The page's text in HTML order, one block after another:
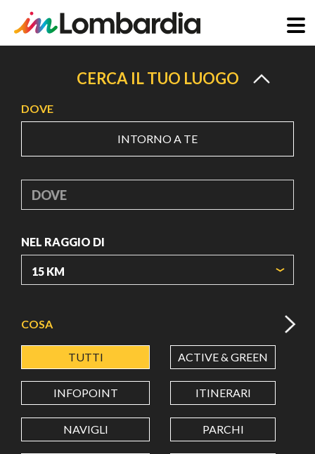
principale
CERCA IL TUO LUOGO
DOVE
INTORNO A TE
DOVE
NEL RAGGIO DI
LATITUDINE
LONGITUDINE
COSA
TUTTI ACTIVE & GREEN
INFOPOINT ITINERARI
NAVIGLI PARCHI